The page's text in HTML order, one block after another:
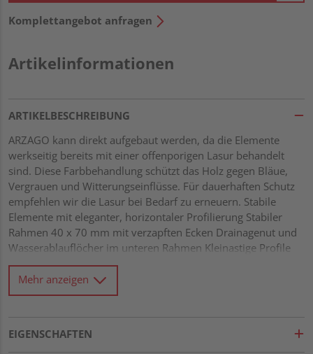
Komplettangebot anfragen
Artikelinformationen
ARTIKELBESCHREIBUNG
ARZAGO kann direkt aufgebaut werden, da die Elemente
werkseitig bereits mit einer offenporigen Lasur behandelt
sind. Diese Farbbehandlung schützt das Holz gegen Bläue,
Vergrauen und Witterungseinflüsse. Für dauerhaften Schutz
empfehlen wir die Lasur bei Bedarf zu erneuern. Stabile
Elemente mit eleganter, horizontaler Profilierung Stabiler
Rahmen 40 x 70 mm mit verzapften Ecken Drainagenut und
Wasserablauflöcher im unteren Rahmen Kleinastige Profile
21 x 122 mm mit Riffel-Hobelung Gitter mit Leisten 10 x 40
mm und einer Maschenweite von 60 x 60 mm Alle
Verbindungen aus Edelstahl
Mehr anzeigen
EIGENSCHAFTEN